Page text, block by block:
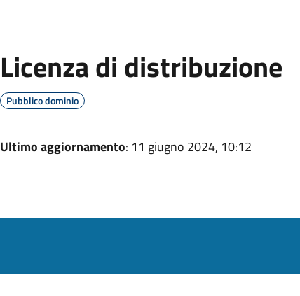
Licenza di distribuzione
Pubblico dominio
Ultimo aggiornamento: 11 giugno 2024, 10:12